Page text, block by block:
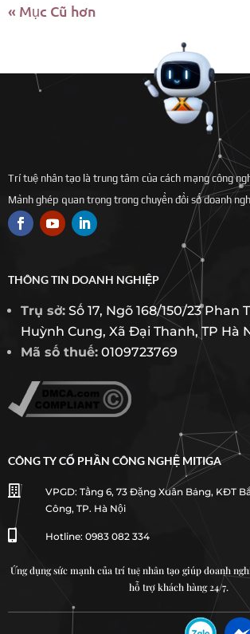
« Mục Cũ hơn
Trí tuệ nhân tạo là trung tâm của cách mạng công
Mảnh ghép quan trọng trong chuyển đổi số doanh
THÔNG TIN DOANH NGHIỆP
Trụ sở: Số 17, Ngõ 168/150/23 Phan
Huỳnh Cung, Xã Đại Thanh, TP Hà
Mã số thuế: 0109723769
CÔNG TY CỔ PHẦN CÔNG NGHỆ MITIGA

VPGD: Tầng 6, 73 Đặng Xuân Bảng, KĐT
Công, TP. Hà Nội
 Hotline: 0983 082 334
Ứng dụng sức mạnh của trí tuệ nhân tạo giúp doanh
hỗ trợ khách hàng 24/7.